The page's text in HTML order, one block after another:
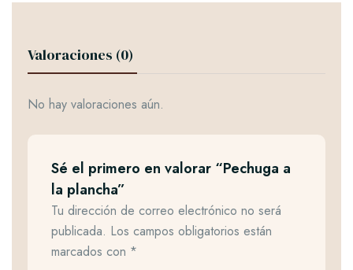
Valoraciones (0)
No hay valoraciones aún.
Sé el primero en valorar “Pechuga a
la plancha”
Tu dirección de correo electrónico no será
publicada. Los campos obligatorios están
marcados con *